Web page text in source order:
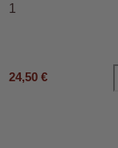
1
24,50 €